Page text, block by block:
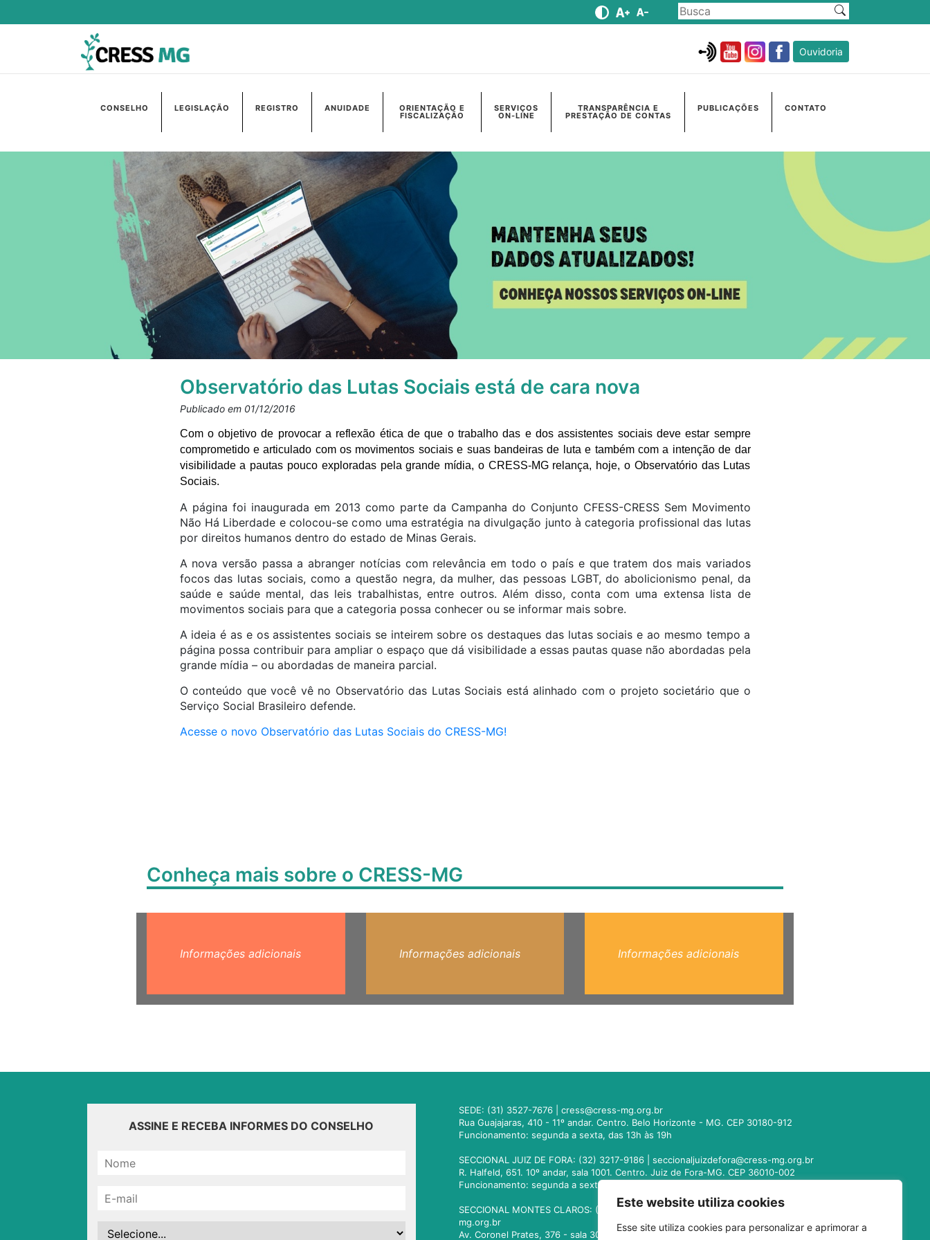
Este website utiliza cookies
Esse site utiliza cookies para personalizar e aprimorar a
Ouvidoria
CONSELHO LEGISLAÇÃO REGISTRO ANUIDADE ORIENTAÇÃO E
FISCALIZAÇÃO
SERVIÇOS
ON-LINE
TRANSPARÊNCIA E
PRESTAÇÃO DE CONTAS
PUBLICAÇÕES CONTATO
Observatório das Lutas Sociais está de cara nova
Publicado em 01/12/2016
Com o objetivo de provocar a reflexão ética de que o trabalho das e dos assistentes sociais deve estar sempre
comprometido e articulado com os movimentos sociais e suas bandeiras de luta e também com a intenção de dar
visibilidade a pautas pouco exploradas pela grande mídia, o CRESS-MG relança, hoje, o Observatório das Lutas
Sociais.
A página foi inaugurada em 2013 como parte da Campanha do Conjunto CFESS-CRESS Sem Movimento
Não Há Liberdade e colocou-se como uma estratégia na divulgação junto à categoria profissional das lutas
por direitos humanos dentro do estado de Minas Gerais.
A nova versão passa a abranger notícias com relevância em todo o país e que tratem dos mais variados
focos das lutas sociais, como a questão negra, da mulher, das pessoas LGBT, do abolicionismo penal, da
saúde e saúde mental, das leis trabalhistas, entre outros. Além disso, conta com uma extensa lista de
movimentos sociais para que a categoria possa conhecer ou se informar mais sobre.
A ideia é as e os assistentes sociais se inteirem sobre os destaques das lutas sociais e ao mesmo tempo a
página possa contribuir para ampliar o espaço que dá visibilidade a essas pautas quase não abordadas pela
grande mídia – ou abordadas de maneira parcial.
O conteúdo que você vê no Observatório das Lutas Sociais está alinhado com o projeto societário que o
Serviço Social Brasileiro defende.
Acesse o novo Observatório das Lutas Sociais do CRESS-MG!
Conheça mais sobre o CRESS-MG
Informações adicionais Informações adicionais Informações adicionais
ASSINE E RECEBA INFORMES DO CONSELHO
SEDE: (31) 3527-7676 |cress@cress-mg.org.br
Rua Guajajaras, 410 - 11º andar. Centro. Belo Horizonte - MG. CEP 30180-912
Funcionamento: segunda a sexta, das 13h às 19h
SECCIONAL JUIZ DE FORA: (32) 3217-9186 |seccionaljuizdefora@cress-mg.org.br
R. Halfeld, 651. 10º andar, sala 1001. Centro. Juiz de Fora-MG. CEP 36010-002
Funcionamento: segunda a sexta, das 13h às 19h
SECCIONAL MONTES CLAROS: (38) 3221-9358 |seccionalmontesclaros@cress-
mg.org.br
Av. Coronel Prates, 376 - sala 301. Centro. Montes Claros - MG. CEP 39400-104